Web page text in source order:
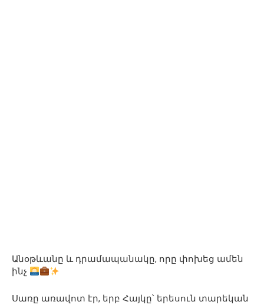
Անօթևանը և դրամապանակը, որը փոխեց ամեն
ինչ
Սառը առավոտ էր, երբ Հայկը՝ երեսուն տարեկան